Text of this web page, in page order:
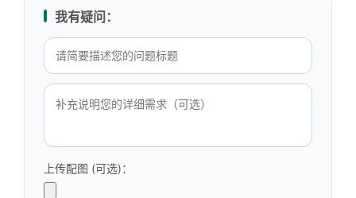
我有疑问：
上传配图 (可选)：